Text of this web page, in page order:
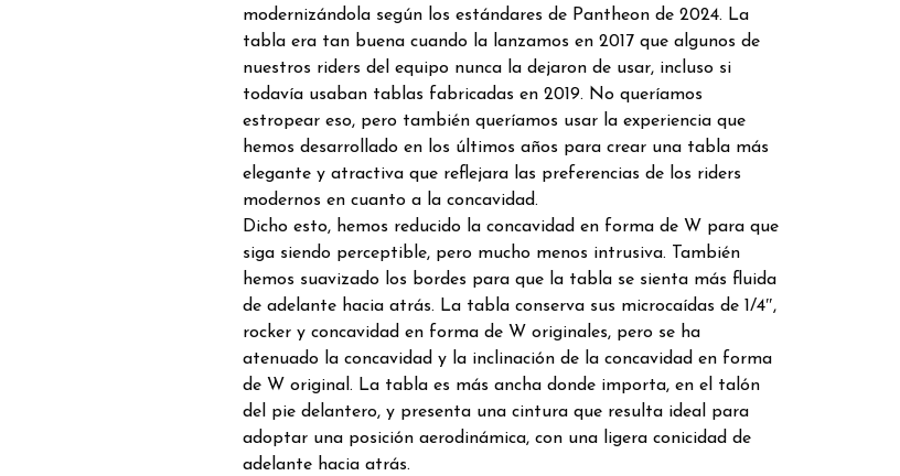
modernizándola según los estándares de Pantheon de 2024. La
tabla era tan buena cuando la lanzamos en 2017 que algunos de
nuestros riders del equipo nunca la dejaron de usar, incluso si
todavía usaban tablas fabricadas en 2019. No queríamos
estropear eso, pero también queríamos usar la experiencia que
hemos desarrollado en los últimos años para crear una tabla más
elegante y atractiva que reflejara las preferencias de los riders
modernos en cuanto a la concavidad.
Dicho esto, hemos reducido la concavidad en forma de W para que
siga siendo perceptible, pero mucho menos intrusiva. También
hemos suavizado los bordes para que la tabla se sienta más fluida
de adelante hacia atrás. La tabla conserva sus microcaídas de 1/4″,
rocker y concavidad en forma de W originales, pero se ha
atenuado la concavidad y la inclinación de la concavidad en forma
de W original. La tabla es más ancha donde importa, en el talón
del pie delantero, y presenta una cintura que resulta ideal para
adoptar una posición aerodinámica, con una ligera conicidad de
adelante hacia atrás.